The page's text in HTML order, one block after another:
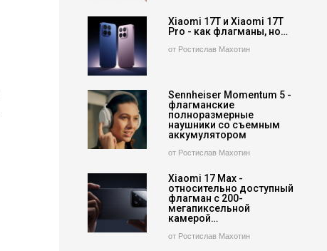
Xiaomi 17T и Xiaomi 17T
Pro - как флагманы, но…
от Ростислав Махотин
Sennheiser Momentum 5 -
флагманские
полноразмерные
наушники со съемным
аккумулятором
от Ростислав Махотин
Xiaomi 17 Max -
относительно доступный
флагман с 200-
мегапиксельной
камерой…
от Ростислав Махотин